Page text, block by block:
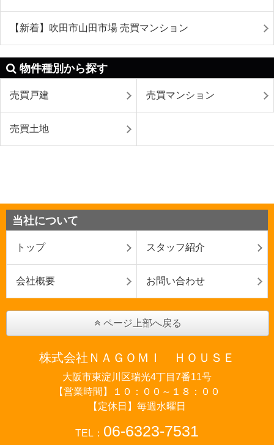
【新着】吹田市山田市場 売買マンション
物件種別から探す
売買戸建 売買マンション
売買土地
当社について
トップ スタッフ紹介
会社概要 お問い合わせ
ページ上部へ戻る
株式会社ＮＡＧＯＭＩ ＨＯＵＳＥ
大阪市東淀川区瑞光4丁目7番11号
【営業時間】１０：００～１８：００
【定休日】毎週水曜日
TEL： 06-6323-7531